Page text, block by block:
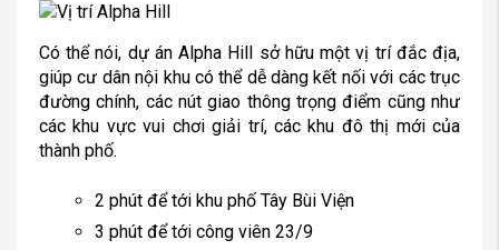
Có thể nói, dự án Alpha Hill sở hữu một vị trí đắc địa,
giúp cư dân nội khu có thể dễ dàng kết nối với các trục
đường chính, các nút giao thông trọng điểm cũng như
các khu vực vui chơi giải trí, các khu đô thị mới của
thành phố.
2 phút để tới khu phố Tây Bùi Viện
3 phút để tới công viên 23/9